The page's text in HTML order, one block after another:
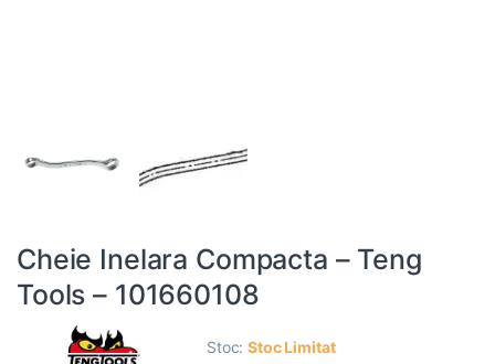
Cheie Inelara Compacta – Teng
Tools – 101660108
Stoc:Stoc Limitat